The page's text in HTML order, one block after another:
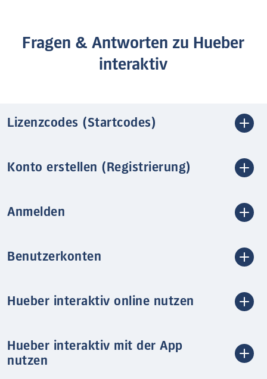
Fragen & Antworten zu Hueber
interaktiv
Lizenzcodes (Startcodes)
Konto erstellen (Registrierung)
Anmelden
Benutzerkonten
Hueber interaktiv online nutzen
Hueber interaktiv mit der App
nutzen